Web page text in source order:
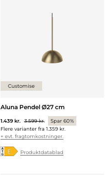
Customise
Aluna Pendel Ø27 cm
1.439 kr. 3.599 kr.
Spar 60%
Flere varianter fra 1.359 kr.
+ evt. fragtomkostninger.
Produktdatablad